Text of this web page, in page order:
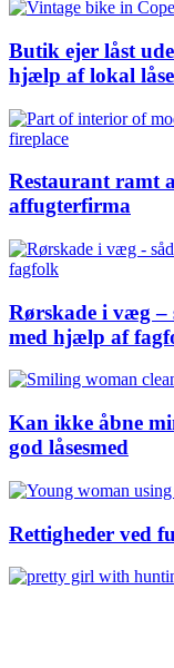
Butik ejer låst
hjælp af lokal
Restaurant ramt
affugterfirma
Rørskade i væg –
med hjælp af
Kan ikke åbne
god låsesmed
Rettigheder ved